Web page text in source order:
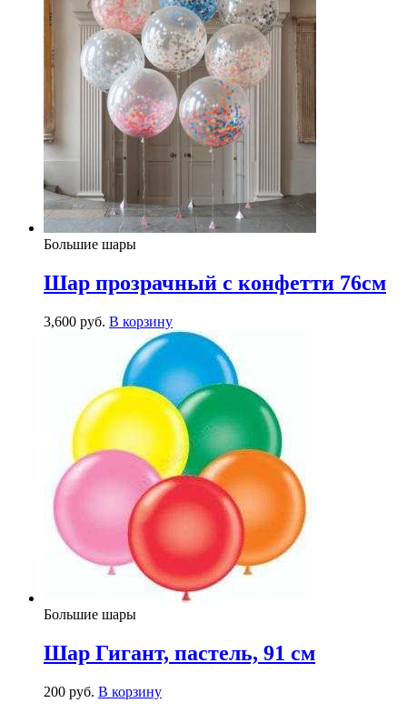
Большие шары
Шар прозрачный с конфетти 76см
3,600 руб. В корзину
Большие шары
Шар Гигант, пастель, 91 см
200 руб. В корзину